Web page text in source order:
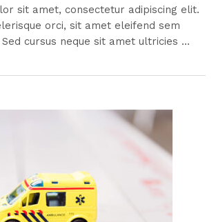
sit amet, consectetur adipiscing elit.
orci, sit amet eleifend sem
cursus neque sit amet ultricies ...